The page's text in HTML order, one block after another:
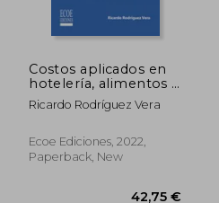
49,22 €
Costos aplicados en
hotelería, alimentos y
bebidas - 5ta edición
(in Spanish)
Ricardo Rodríguez Vera
Ecoe Ediciones, 2022,
Paperback, New